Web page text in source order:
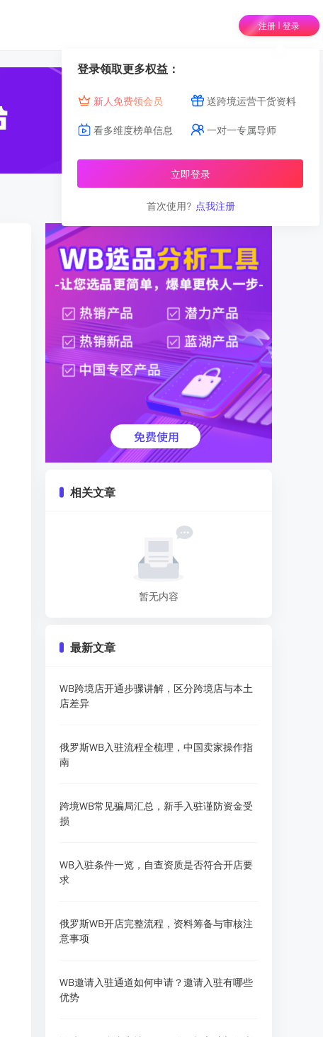
注册 | 登录
登录领取更多权益：
新人免费领会员 送跨境运营干货资料
看多维度榜单信息 一对一专属导师
立即登录
首次使用? 点我注册
相关文章
暂无内容
最新文章
WB跨境店开通步骤讲解，区分跨境店与本土
店差异
俄罗斯WB入驻流程全梳理，中国卖家操作指
南
跨境WB常见骗局汇总，新手入驻谨防资金受
损
WB入驻条件一览，自查资质是否符合开店要
求
俄罗斯WB开店完整流程，资料筹备与审核注
意事项
WB邀请入驻通道如何申请？邀请入驻有哪些
优势